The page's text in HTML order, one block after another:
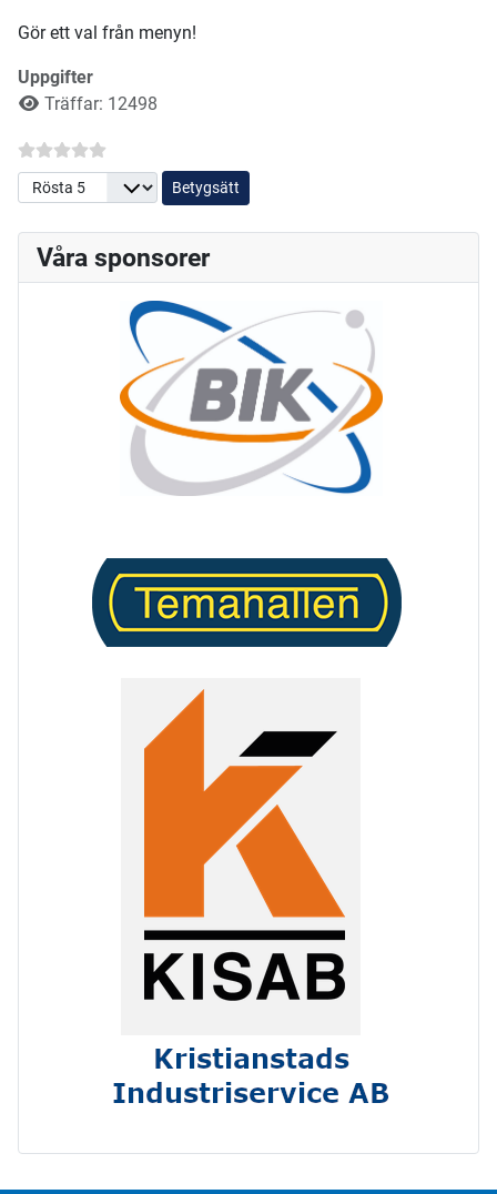
Gör ett val från menyn!
Uppgifter
Träffar: 12498
Betygsätt
Våra sponsorer